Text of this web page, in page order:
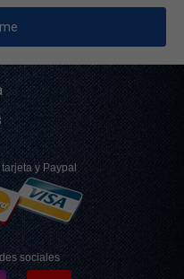
y Paypal
sociales